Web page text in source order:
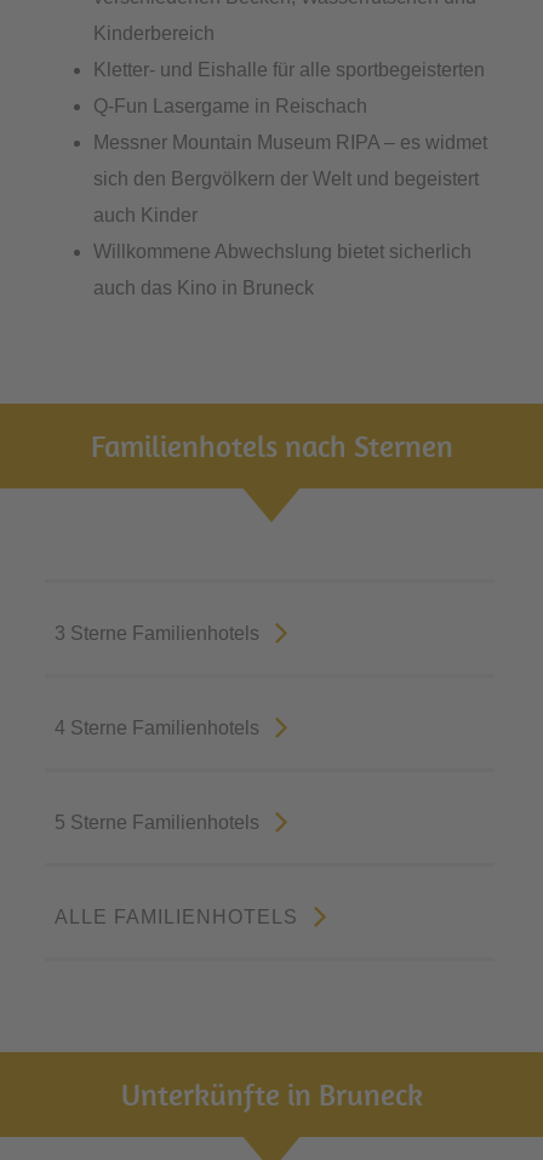
Kinderbereich
Kletter- und Eishalle für alle sportbegeisterten
Q-Fun Lasergame in Reischach
Messner Mountain Museum RIPA – es widmet
sich den Bergvölkern der Welt und begeistert
auch Kinder
Willkommene Abwechslung bietet sicherlich
auch das Kino in Bruneck
Familienhotels nach Sternen
3 Sterne Familienhotels
4 Sterne Familienhotels
5 Sterne Familienhotels
ALLE FAMILIENHOTELS
Unterkünfte in Bruneck